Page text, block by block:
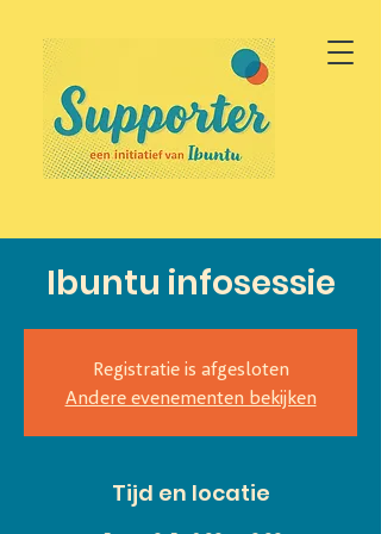
Ibuntu infosessie
Registratie is afgesloten
Andere evenementen bekijken
Tijd en locatie